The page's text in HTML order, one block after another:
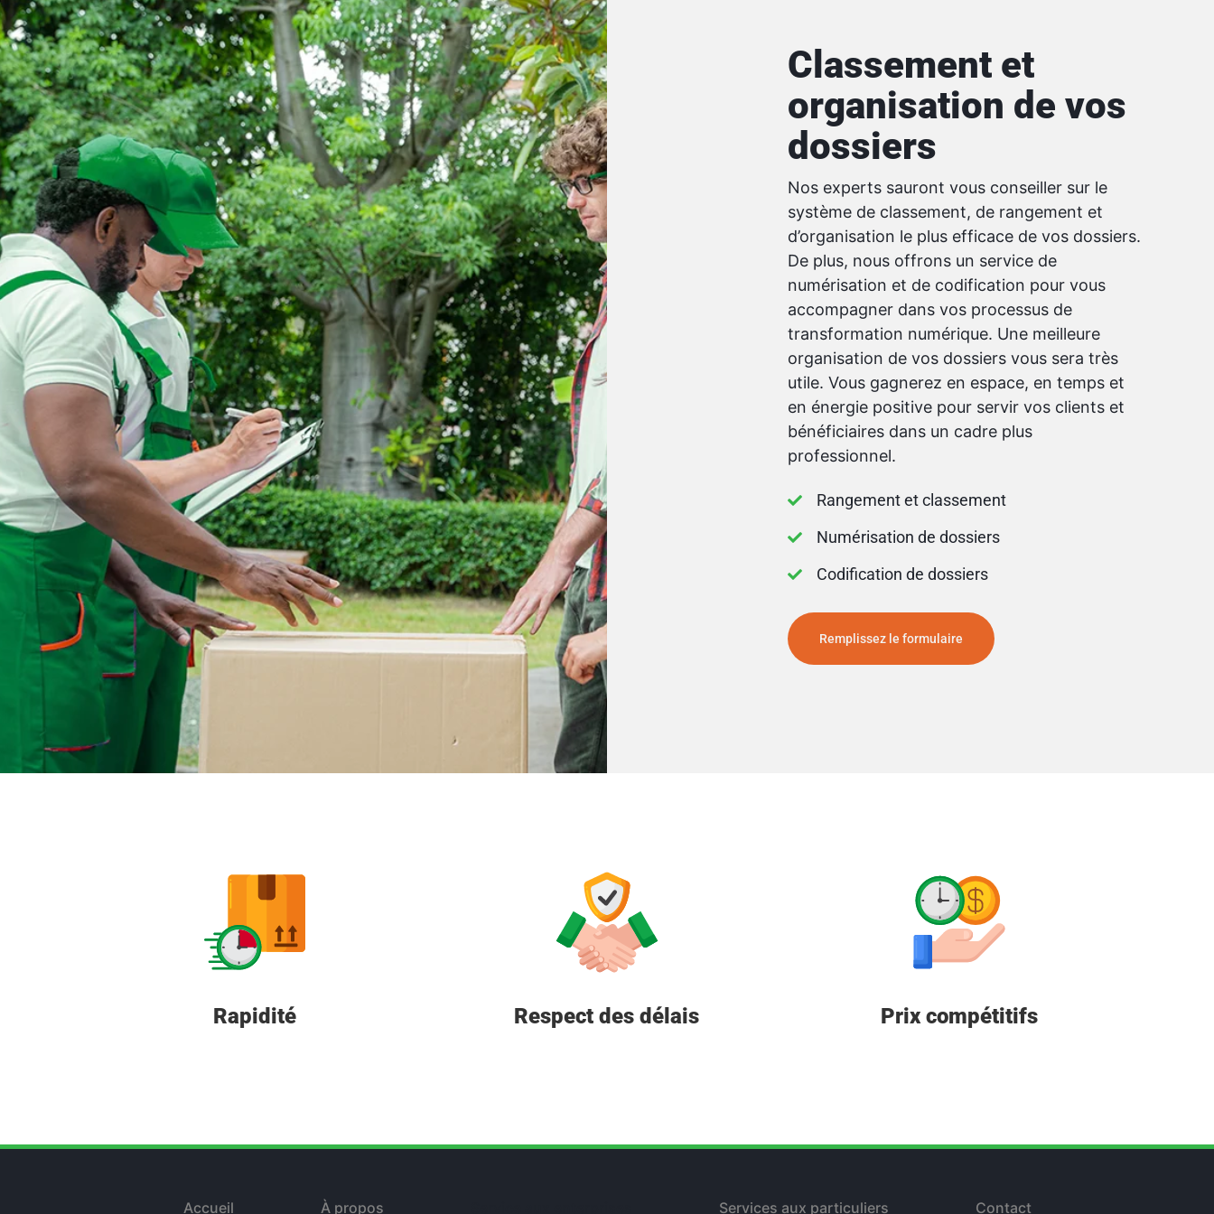
Classement et
organisation de vos
dossiers
Nos experts sauront vous conseiller sur le
système de classement, de rangement et
d’organisation le plus efficace de vos dossiers.
De plus, nous offrons un service de
numérisation et de codification pour vous
accompagner dans vos processus de
transformation numérique. Une meilleure
organisation de vos dossiers vous sera très
utile. Vous gagnerez en espace, en temps et
en énergie positive pour servir vos clients et
bénéficiaires dans un cadre plus
professionnel.
Rangement et classement
Numérisation de dossiers
Codification de dossiers
Remplissez le formulaire
Rapidité Respect des délais Prix compétitifs
Accueil À propos Services aux particuliers Contact